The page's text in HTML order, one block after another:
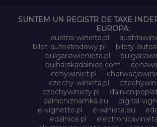
SUNTEM UN REGISTR DE TAXE
EUROPA:
austria-winieta.pl
bilet-autostradowy.pl
bilety-
bulgariawienieta.pl
bulharskadalnice.com
cenywiniet.pl
czechy-winieta.pl
czechywiniety.pl
dalnicniznamka.eu
digital-
e-vignette.pl
e-winieta.eu
edalnice.pl